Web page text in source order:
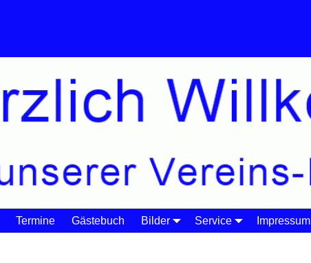
Termine Gästebuch Bilder Service Impressum